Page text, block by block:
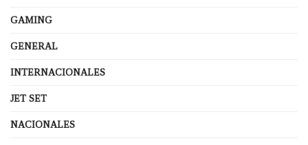
GAMING
GENERAL
INTERNACIONALES
JET SET
NACIONALES